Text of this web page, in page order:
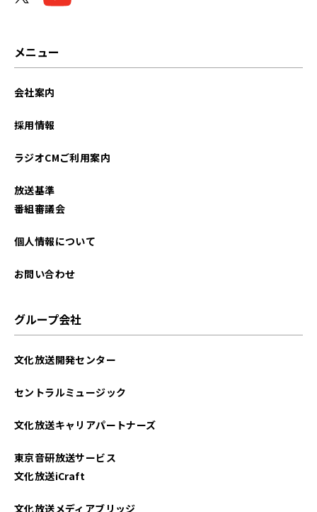
メニュー
会社案内
採用情報
ラジオCMご利用案内
放送基準
番組審議会
個人情報について
お問い合わせ
グループ会社
文化放送開発センター
セントラルミュージック
文化放送キャリアパートナーズ
東京音研放送サービス
文化放送iCraft
文化放送メディアブリッジ